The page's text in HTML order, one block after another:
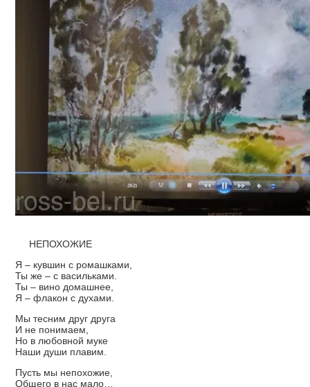
НЕПОХОЖИЕ
Я – кувшин с ромашками,
Ты же – с васильками.
Ты – вино домашнее,
Я – флакон с духами.
Мы тесним друг друга
И не понимаем,
Но в любовной муке
Наши души плавим.
Пусть мы непохожие,
Общего в нас мало…